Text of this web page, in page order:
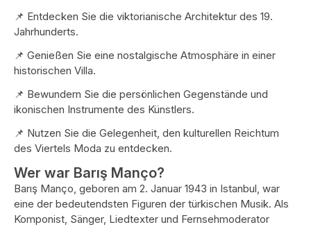
📌 Entdecken Sie die viktorianische Architektur des 19.
Jahrhunderts.
📌 Genießen Sie eine nostalgische Atmosphäre in einer
historischen Villa.
📌 Bewundern Sie die persönlichen Gegenstände und
ikonischen Instrumente des Künstlers.
📌 Nutzen Sie die Gelegenheit, den kulturellen Reichtum
des Viertels Moda zu entdecken.
Wer war Barış Manço?
Barış Manço, geboren am 2. Januar 1943 in Istanbul, war
eine der bedeutendsten Figuren der türkischen Musik. Als
Komponist, Sänger, Liedtexter und Fernsehmoderator